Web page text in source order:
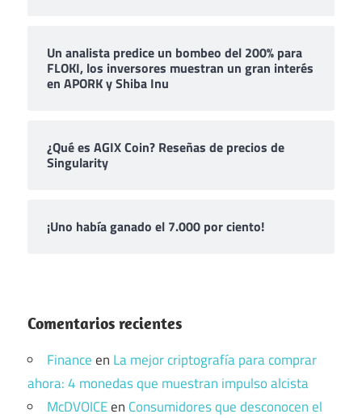
Un analista predice un bombeo del 200% para
FLOKI, los inversores muestran un gran interés
en APORK y Shiba Inu
¿Qué es AGIX Coin? Reseñas de precios de
Singularity
¡Uno había ganado el 7.000 por ciento!
Comentarios recientes
Financeen La mejor criptografía para comprar
ahora: 4 monedas que muestran impulso alcista
McDVOICEen Consumidores que desconocen el